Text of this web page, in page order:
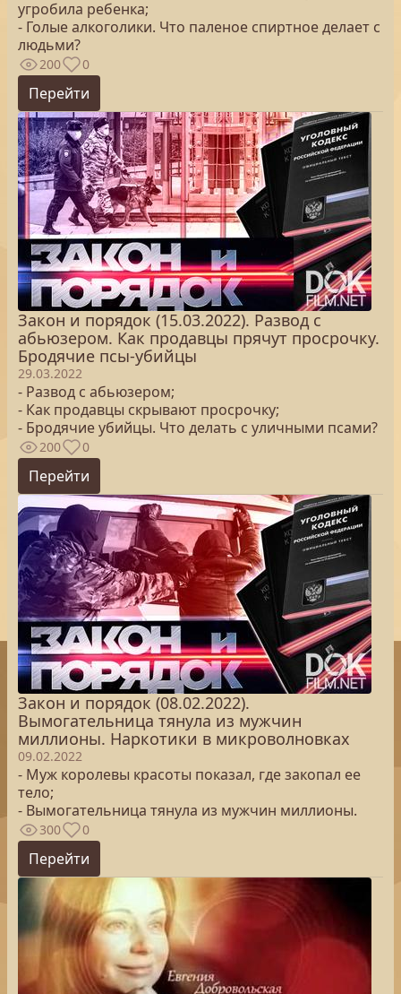
угробила ребенка;
- Голые алкоголики. Что паленое спиртное делает с
людьми?
200 0
Перейти
Закон и порядок (15.03.2022). Развод с
абьюзером. Как продавцы прячут просрочку.
Бродячие псы-убийцы
29.03.2022
- Развод с абьюзером;
- Как продавцы скрывают просрочку;
- Бродячие убийцы. Что делать с уличными псами?
200 0
Перейти
Закон и порядок (08.02.2022).
Вымогательница тянула из мужчин
миллионы. Наркотики в микроволновках
09.02.2022
- Муж королевы красоты показал, где закопал ее
тело;
- Вымогательница тянула из мужчин миллионы.
300 0
Перейти